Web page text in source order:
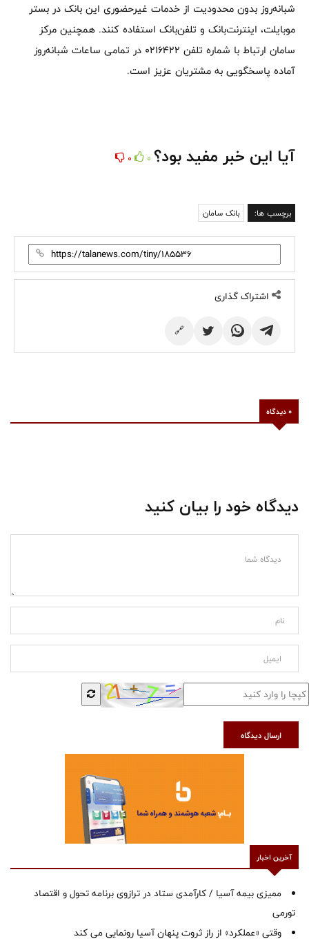
شبانه‌روز بدون محدودیت از خدمات غیرحضوری این بانک در بستر
موبایلت، اینترنت‌بانک و تلفن‌بانک استفاده کنند. همچنین مرکز
سامان ارتباط با شماره تلفن 0216422 در تمامی ساعات شبانه‌روز
آماده پاسخگویی به مشتریان عزیز است.
آیا این خبر مفید بود؟ 0
0
برچسب ها: بانک سامان
اشتراک گذاری
🔗
0 دیدگاه
دیدگاه خود را بیان کنید
ارسال دیدگاه
آخرین اخبار
ممیزی بیمه آسیا / کارآمدی ستاد در ترازوی برنامه تحول و اقتصاد
تورمی
وقتی «عملکرد» از راز ثروت پنهان آسیا رونمایی می کند